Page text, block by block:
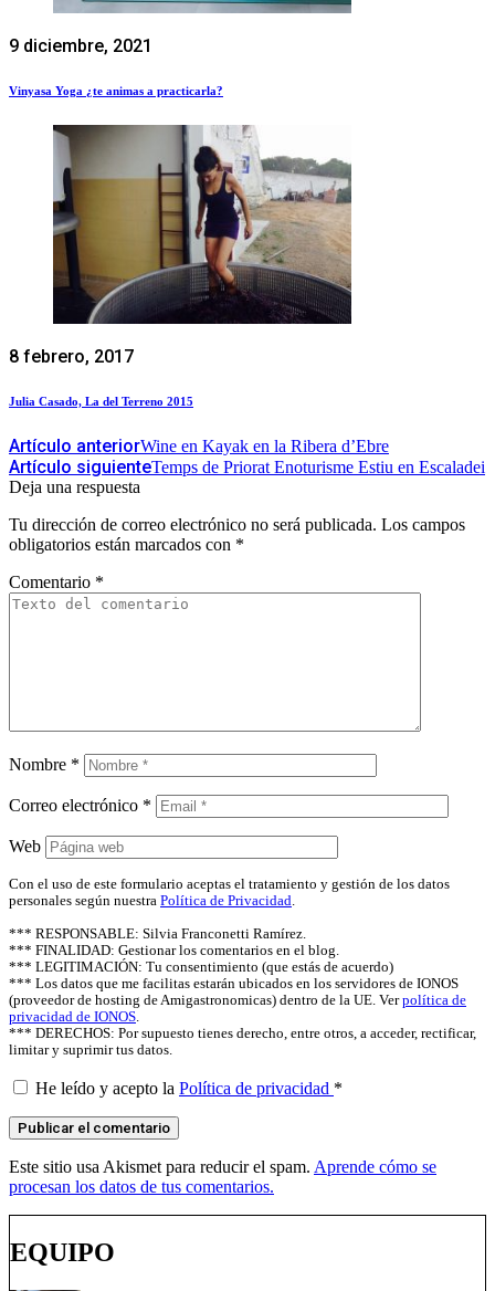
9 diciembre, 2021
Vinyasa Yoga ¿te animas a practicarla?
8 febrero, 2017
Julia Casado, La del Terreno 2015
Artículo anteriorWine en Kayak en la Ribera d’Ebre
Artículo siguienteTemps de Priorat Enoturisme Estiu en Escaladei
Deja una respuesta
Tu dirección de correo electrónico no será publicada. Los campos
obligatorios están marcados con *
Comentario *
Nombre *
Correo electrónico *
Web
Con el uso de este formulario aceptas el tratamiento y gestión de los datos
personales según nuestra Política de Privacidad.
*** RESPONSABLE: Silvia Franconetti Ramírez.
*** FINALIDAD: Gestionar los comentarios en el blog.
*** LEGITIMACIÓN: Tu consentimiento (que estás de acuerdo)
*** Los datos que me facilitas estarán ubicados en los servidores de IONOS
(proveedor de hosting de Amigastronomicas) dentro de la UE. Verpolítica de
privacidad de IONOS.
*** DERECHOS: Por supuesto tienes derecho, entre otros, a acceder, rectificar,
limitar y suprimir tus datos.
He leído y acepto la Política de privacidad *
Este sitio usa Akismet para reducir el spam. Aprende cómo se
procesan los datos de tus comentarios.
EQUIPO